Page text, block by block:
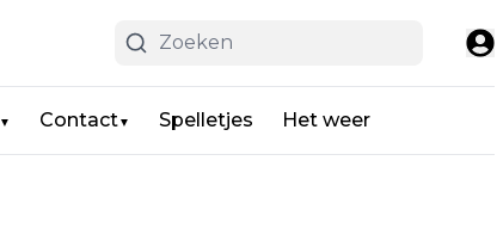
▼ Contact▼ Spelletjes Het weer